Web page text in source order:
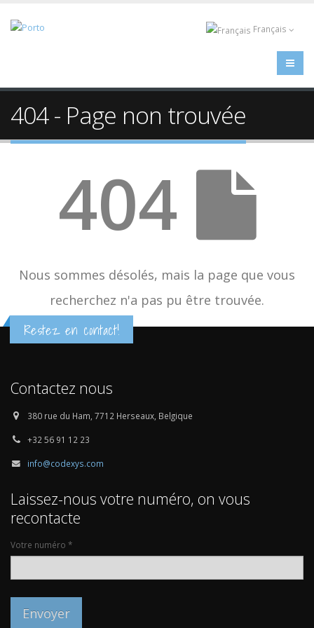
Français
404 - Page non trouvée
404
Nous sommes désolés, mais la page que vous
recherchez n'a pas pu être trouvée.
Restez en contact!
Contactez nous
380 rue du Ham, 7712 Herseaux, Belgique
+32 56 91 12 23
info@codexys.com
Laissez-nous votre numéro, on vous
recontacte
Votre numéro *